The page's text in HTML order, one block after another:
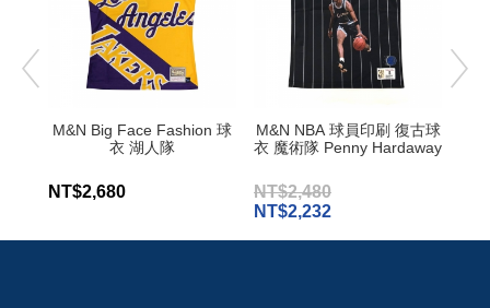
M&N Big Face Fashion 球
衣 湖人隊
NT$2,680
M&N NBA 球員印刷 復古球
衣 魔術隊 Penny Hardaway
NT$2,480
NT$2,232